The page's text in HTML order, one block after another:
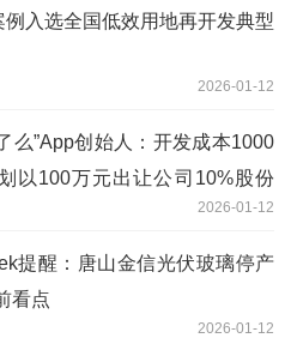
例入选全国低效用地再开发典型
2026-01-12
么”App创始人：开发成本1000
以100万元出让公司10%股份
2026-01-12
提醒：唐山金信光伏玻璃停产
看点
2026-01-12